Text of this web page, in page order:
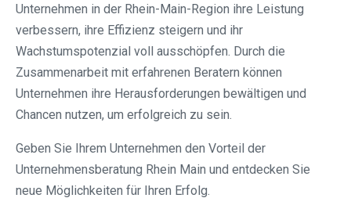
Unternehmen in der Rhein-Main-Region ihre Leistung
verbessern, ihre Effizienz steigern und ihr
Wachstumspotenzial voll ausschöpfen. Durch die
Zusammenarbeit mit erfahrenen Beratern können
Unternehmen ihre Herausforderungen bewältigen und
Chancen nutzen, um erfolgreich zu sein.
Geben Sie Ihrem Unternehmen den Vorteil der
Unternehmensberatung Rhein Main und entdecken Sie
neue Möglichkeiten für Ihren Erfolg.